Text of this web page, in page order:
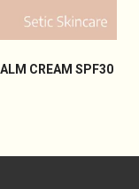
CREAM SPF30